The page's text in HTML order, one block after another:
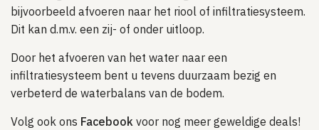
bijvoorbeeld afvoeren naar het riool of infiltratiesysteem.
Dit kan d.m.v. een zij- of onder uitloop.
Door het afvoeren van het water naar een
infiltratiesysteem bent u tevens duurzaam bezig en
verbeterd de waterbalans van de bodem.
Volg ook ons Facebook voor nog meer geweldige deals!